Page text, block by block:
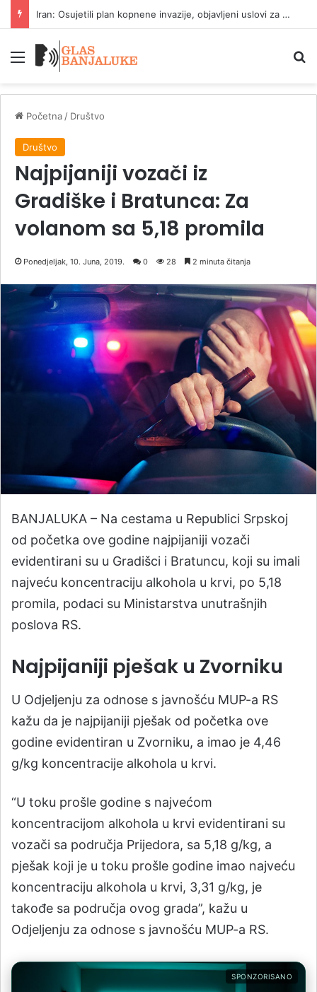
Iran: Osujetili plan kopnene invazije, objavljeni uslovi za Ormuz
Meni
Početna / Društvo
Društvo
Najpijaniji vozači iz
Gradiške i Bratunca: Za
volanom sa 5,18 promila
Ponedjeljak, 10. Juna, 2019. 0 28 2 minuta čitanja
BANJALUKA – Na cestama u Republici Srpskoj
od početka ove godine najpijaniji vozači
evidentirani su u Gradišci i Bratuncu, koji su imali
najveću koncentraciju alkohola u krvi, po 5,18
promila, podaci su Ministarstva unutrašnjih
poslova RS.
Najpijaniji pješak u Zvorniku
U Odjeljenju za odnose s javnošću MUP-a RS
kažu da je najpijaniji pješak od početka ove
godine evidentiran u Zvorniku, a imao je 4,46
g/kg koncentracije alkohola u krvi.
“U toku prošle godine s najvećom
koncentracijom alkohola u krvi evidentirani su
vozači sa područja Prijedora, sa 5,18 g/kg, a
pješak koji je u toku prošle godine imao najveću
koncentraciju alkohola u krvi, 3,31 g/kg, je
takođe sa područja ovog grada”, kažu u
Odjeljenju za odnose s javnošću MUP-a RS.
SPONZORISANO